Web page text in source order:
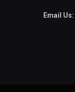
Email Us: